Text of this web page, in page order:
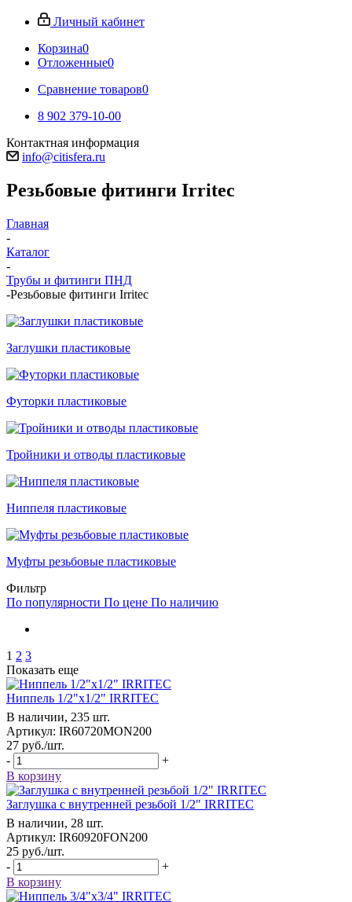
Личный кабинет
Корзина0
Отложенные0
Сравнение товаров0
8 902 379-10-00
Контактная информация
info@citisfera.ru
Резьбовые фитинги Irritec
Главная
-
Каталог
-
Трубы и фитинги ПНД
-Резьбовые фитинги Irritec
Заглушки пластиковые
Футорки пластиковые
Тройники и отводы пластиковые
Ниппеля пластиковые
Муфты резьбовые пластиковые
Фильтр
По популярности По цене По наличию
1 2 3
Показать еще
Ниппель 1/2"x1/2" IRRITEC
В наличии, 235 шт.
Артикул: IR60720MON200
27 руб./шт.
-
+
В корзину
Заглушка с внутренней резьбой 1/2" IRRITEC
В наличии, 28 шт.
Артикул: IR60920FON200
25 руб./шт.
-
+
В корзину